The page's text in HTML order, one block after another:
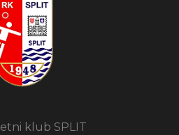
klub SPLIT